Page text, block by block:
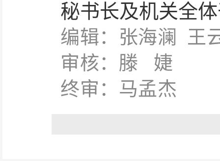
秘书长及机关全
编辑：张海澜 王
审核：滕 婕
终审：马孟杰